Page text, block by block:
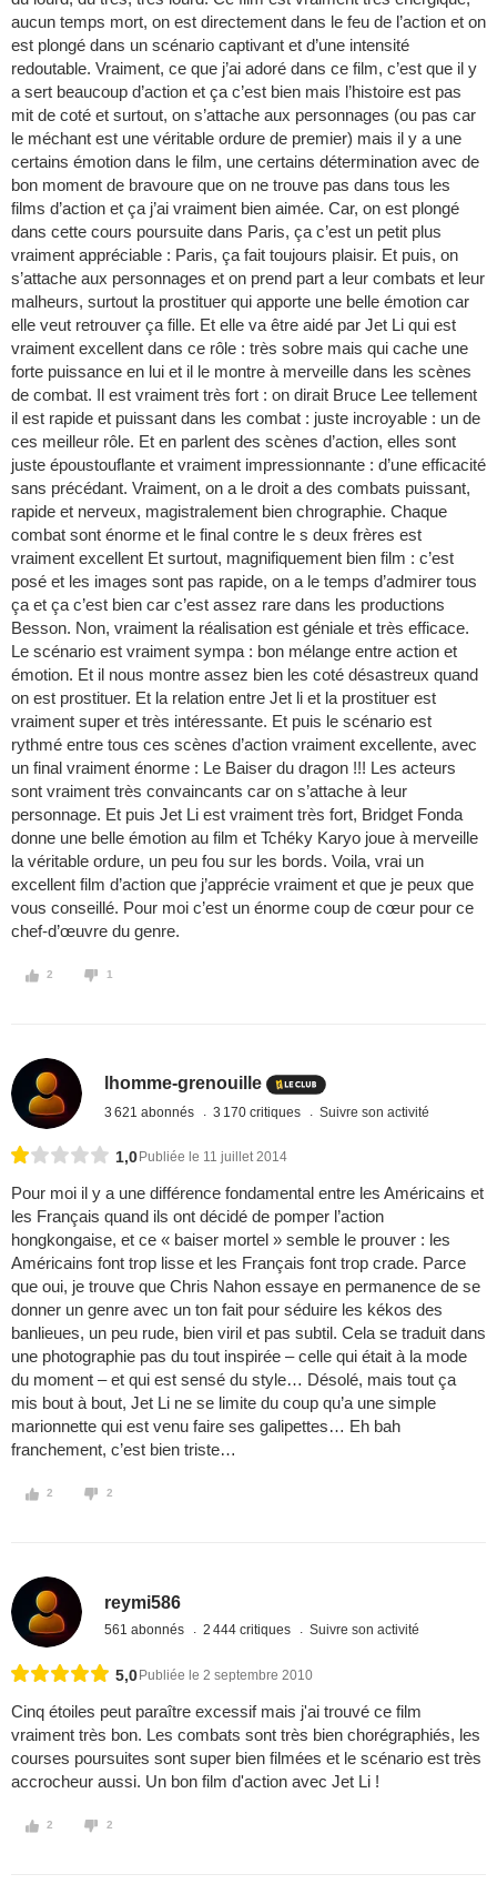
aucun temps mort, on est directement dans le feu de l’action et on
est plongé dans un scénario captivant et d’une intensité
redoutable. Vraiment, ce que j’ai adoré dans ce film, c’est que il y
a sert beaucoup d’action et ça c’est bien mais l’histoire est pas
mit de coté et surtout, on s’attache aux personnages (ou pas car
le méchant est une véritable ordure de premier) mais il y a une
certains émotion dans le film, une certains détermination avec de
bon moment de bravoure que on ne trouve pas dans tous les
films d’action et ça j’ai vraiment bien aimée. Car, on est plongé
dans cette cours poursuite dans Paris, ça c’est un petit plus
vraiment appréciable : Paris, ça fait toujours plaisir. Et puis, on
s’attache aux personnages et on prend part a leur combats et leur
malheurs, surtout la prostituer qui apporte une belle émotion car
elle veut retrouver ça fille. Et elle va être aidé par Jet Li qui est
vraiment excellent dans ce rôle : très sobre mais qui cache une
forte puissance en lui et il le montre à merveille dans les scènes
de combat. Il est vraiment très fort : on dirait Bruce Lee tellement
il est rapide et puissant dans les combat : juste incroyable : un de
ces meilleur rôle. Et en parlent des scènes d’action, elles sont
juste époustouflante et vraiment impressionnante : d’une efficacité
sans précédant. Vraiment, on a le droit a des combats puissant,
rapide et nerveux, magistralement bien chrographie. Chaque
combat sont énorme et le final contre le s deux frères est
vraiment excellent Et surtout, magnifiquement bien film : c’est
posé et les images sont pas rapide, on a le temps d’admirer tous
ça et ça c’est bien car c’est assez rare dans les productions
Besson. Non, vraiment la réalisation est géniale et très efficace.
Le scénario est vraiment sympa : bon mélange entre action et
émotion. Et il nous montre assez bien les coté désastreux quand
on est prostituer. Et la relation entre Jet li et la prostituer est
vraiment super et très intéressante. Et puis le scénario est
rythmé entre tous ces scènes d’action vraiment excellente, avec
un final vraiment énorme : Le Baiser du dragon !!! Les acteurs
sont vraiment très convaincants car on s’attache à leur
personnage. Et puis Jet Li est vraiment très fort, Bridget Fonda
donne une belle émotion au film et Tchéky Karyo joue à merveille
la véritable ordure, un peu fou sur les bords. Voila, vrai un
excellent film d’action que j’apprécie vraiment et que je peux que
vous conseillé. Pour moi c’est un énorme coup de cœur pour ce
chef-d’œuvre du genre.
2 1
lhomme-grenouille
3 621 abonnés 3 170 critiques Suivre son activité
1,0 Publiée le 11 juillet 2014
Pour moi il y a une différence fondamental entre les Américains et
les Français quand ils ont décidé de pomper l’action
hongkongaise, et ce « baiser mortel » semble le prouver : les
Américains font trop lisse et les Français font trop crade. Parce
que oui, je trouve que Chris Nahon essaye en permanence de se
donner un genre avec un ton fait pour séduire les kékos des
banlieues, un peu rude, bien viril et pas subtil. Cela se traduit dans
une photographie pas du tout inspirée – celle qui était à la mode
du moment – et qui est sensé du style… Désolé, mais tout ça
mis bout à bout, Jet Li ne se limite du coup qu’a une simple
marionnette qui est venu faire ses galipettes… Eh bah
franchement, c’est bien triste…
2 2
reymi586
561 abonnés 2 444 critiques Suivre son activité
5,0 Publiée le 2 septembre 2010
Cinq étoiles peut paraître excessif mais j'ai trouvé ce film
vraiment très bon. Les combats sont très bien chorégraphiés, les
courses poursuites sont super bien filmées et le scénario est très
accrocheur aussi. Un bon film d'action avec Jet Li !
2 2